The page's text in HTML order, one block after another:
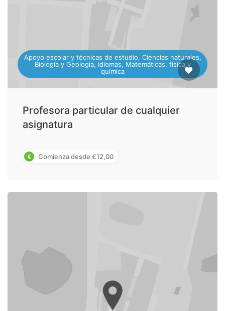
Apoyo escolar y técnicas de estudio, Ciencias naturales,
Biología y Geología, Idiomas, Matemáticas, física y
química
Profesora particular de cualquier
asignatura
Comienza desde €12,00